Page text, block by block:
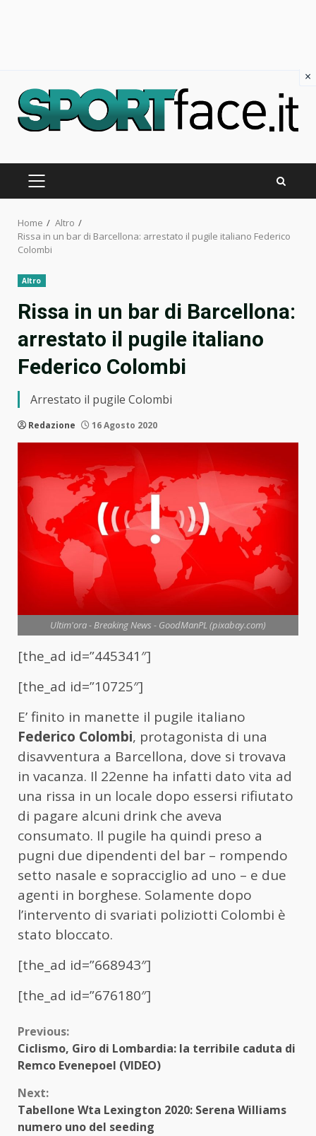
content
PRIMARY
Home
Altro
Rissa in un bar di Barcellona: arrestato il pugile italiano Federico
Colombi
Altro
Rissa in un bar di Barcellona:
arrestato il pugile italiano
Federico Colombi
Arrestato il pugile Colombi
Redazione 16 Agosto 2020
Ultim'ora - Breaking News - GoodManPL (pixabay.com)
[the_ad id=”445341″]
[the_ad id=”10725″]
E’ finito in manette il pugile italiano
Federico Colombi, protagonista di una
disavventura a Barcellona, dove si trovava
in vacanza. Il 22enne ha infatti dato vita ad
una rissa in un locale dopo essersi rifiutato
di pagare alcuni drink che aveva
consumato. Il pugile ha quindi preso a
pugni due dipendenti del bar – rompendo
setto nasale e sopracciglio ad uno – e due
agenti in borghese. Solamente dopo
l’intervento di svariati poliziotti Colombi è
stato bloccato.
[the_ad id=”668943″]
[the_ad id=”676180″]
Continue
Reading
Previous:
Ciclismo, Giro di Lombardia: la terribile caduta di
Remco Evenepoel (VIDEO)
Next:
Tabellone Wta Lexington 2020: Serena Williams
numero uno del seeding
×